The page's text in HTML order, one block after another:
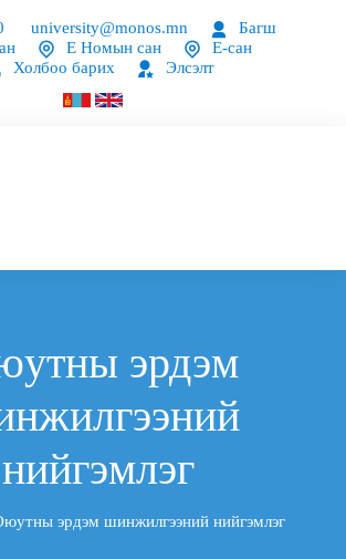
university@monos.mn
Багш
Е Номын сан
Е-сан
Холбоо барих
Элсэлт
эрдэм
нийгэмлэг
эрдэм шинжилгээний нийгэмлэг